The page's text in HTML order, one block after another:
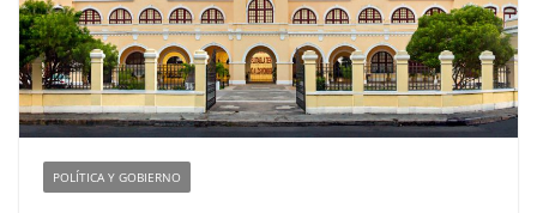
POLÍTICA Y GOBIERNO